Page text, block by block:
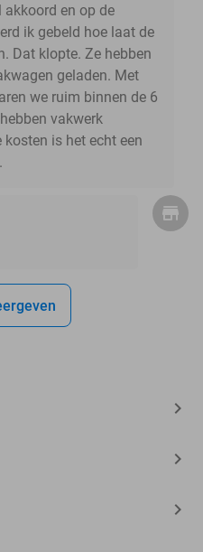
en op de
ik gebeld hoe laat de
Dat klopte. Ze hebben
geladen. Met
we ruim binnen de 6
vakwerk
kosten is het echt een